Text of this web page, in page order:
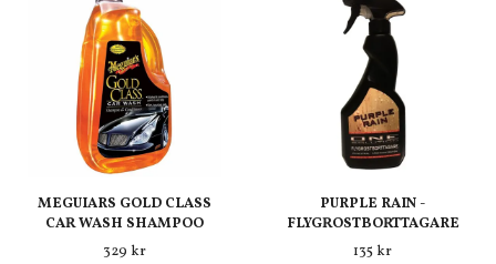
MEGUIARS GOLD CLASS
CAR WASH SHAMPOO
329 kr
PURPLE RAIN -
FLYGROSTBORTTAGARE
135 kr